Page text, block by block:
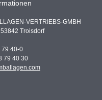
VERTRIEBS-GMBH
Troisdorf
79 40-0
79 40 30